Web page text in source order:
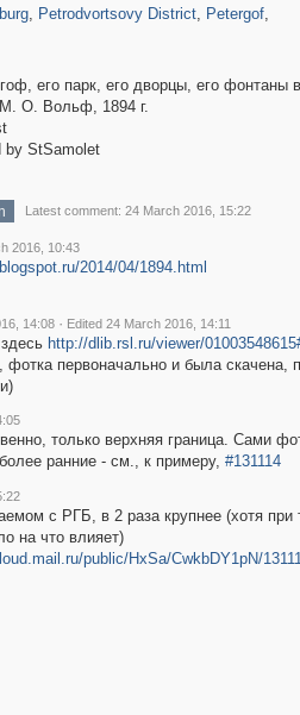
, Petrodvortsovy District, Petergof,
его парк, его дворцы, его фонтаны
О. Вольф, 1894 г.
by StSamolet
Latest comment: 24 March 2016, 15:22
2016, 10:43
2014/04/1894.html
14:08 · Edited 24 March 2016, 14:11
http://dlib.rsl.ru/viewer/
фотка первоначально и была скачена,
только верхняя граница. Сами
ранние - см., к примеру, #131114
с РГБ, в 2 раза крупнее (хотя при
на что влияет)
public/HxSa/CwkbDY1pN/